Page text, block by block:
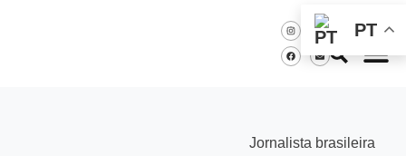
Jornalista brasileira
PT